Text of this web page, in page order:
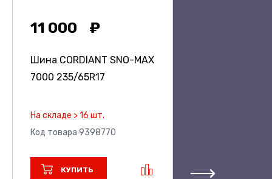
11 000
Шина CORDIANT SNO-MAX
7000 235/65R17
На складе > 16 шт.
Код товара 9398770
КУПИТЬ